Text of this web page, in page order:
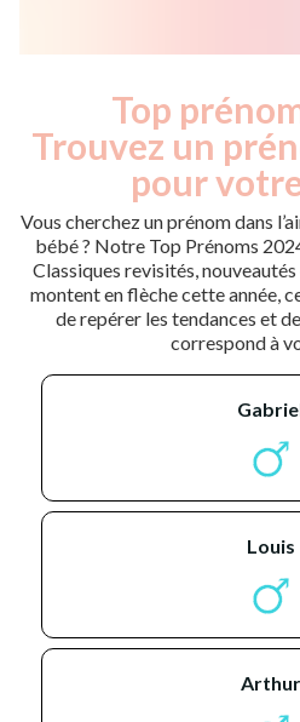
Top
Trouvez un
pour
Vous cherchez un prénom dans
bébé ? Notre Top Prénoms
Classiques revisités,
montent en flèche cette année,
de repérer les tendances et
correspond à
louis
arthur